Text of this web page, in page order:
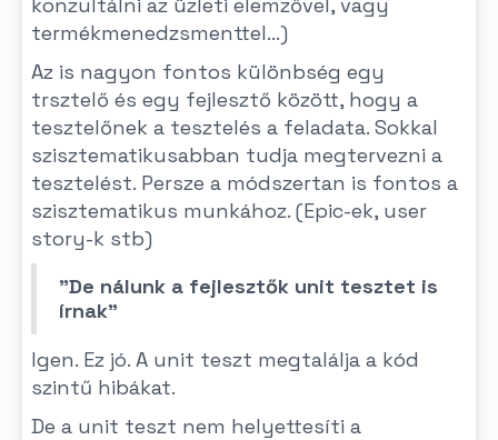
termékmenedzsmenttel...)
Az is nagyon fontos különbség egy
trsztelő és egy fejlesztő között, hogy a
tesztelőnek a tesztelés a feladata. Sokkal
szisztematikusabban tudja megtervezni a
tesztelést. Persze a módszertan is fontos a
szisztematikus munkához. (Epic-ek, user
story-k stb)
"De nálunk a fejlesztők unit tesztet is
írnak"
Igen. Ez jó. A unit teszt megtalálja a kód
szintű hibákat.
De a unit teszt nem helyettesíti a